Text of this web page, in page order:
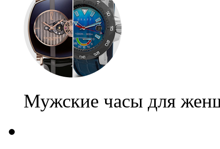
Мужские часы для